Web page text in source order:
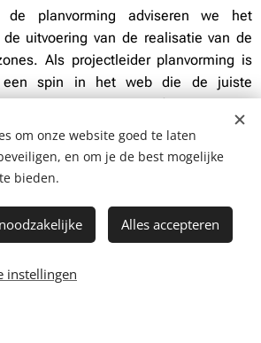
de planvorming adviseren we het
uitvoering van de realisatie van de
Als projectleider planvorming is
een spin in het web die de juiste
bij verschillende afdelingen en
ecologen) en vervolgens samen
de scope, tijd, geld en risico's van elk
Ook onderhouden we, samen
om onze website goed te laten
en om je de best mogelijke
bieden.
Alles accepteren
instellingen